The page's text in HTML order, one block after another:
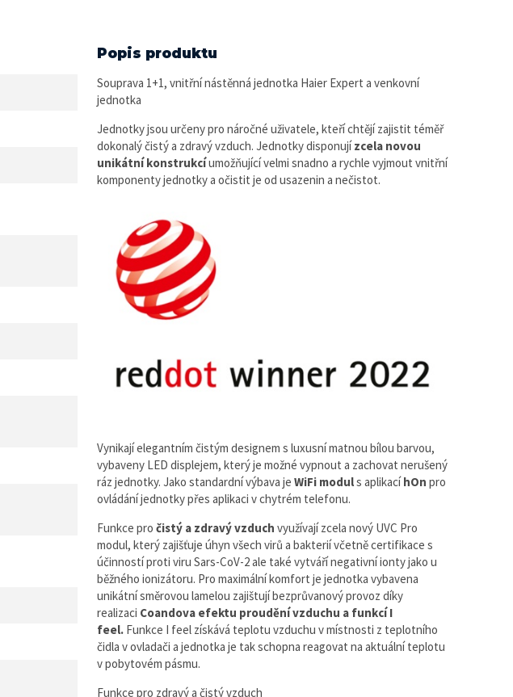
Popis produktu
Souprava 1+1, vnitřní nástěnná jednotka Haier Expert a venkovní
jednotka
Jednotky jsou určeny pro náročné uživatele, kteří chtějí zajistit téměř
dokonalý čistý a zdravý vzduch. Jednotky disponujízcela novou
unikátní konstrukcíumožňující velmi snadno a rychle vyjmout vnitřní
komponenty jednotky a očistit je od usazenin a nečistot.
Vynikají elegantním čistým designem s luxusní matnou bílou barvou,
vybaveny LED displejem, který je možné vypnout a zachovat nerušený
ráz jednotky. Jako standardní výbava jeWiFi moduls aplikacíhOn pro
ovládání jednotky přes aplikaci v chytrém telefonu.
Funkce pročistý a zdravý vzduch využívají zcela nový UVC Pro
modul, který zajišťuje úhyn všech virů a bakterií včetně certifikace s
účinností proti viru Sars-CoV-2 ale také vytváří negativní ionty jako u
běžného ionizátoru. Pro maximální komfort je jednotka vybavena
unikátní směrovou lamelou zajištují bezprůvanový provoz díky
realizaci Coandova efektu proudění vzduchu a funkcí I
feel. Funkce I feel získává teplotu vzduchu v místnosti z teplotního
čidla v ovladači a jednotka je tak schopna reagovat na aktuální teplotu
v pobytovém pásmu.
Funkce pro zdravý a čistý vzduch